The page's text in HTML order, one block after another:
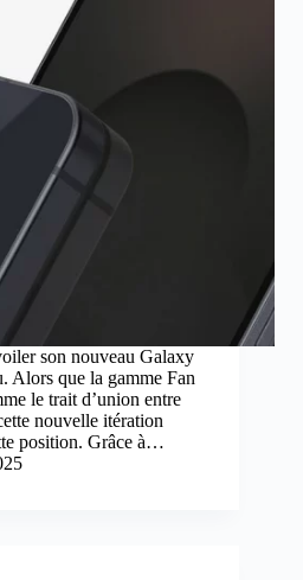
son nouveau Galaxy
Alors que la gamme Fan
le trait d’union entre
nouvelle itération
position. Grâce à…